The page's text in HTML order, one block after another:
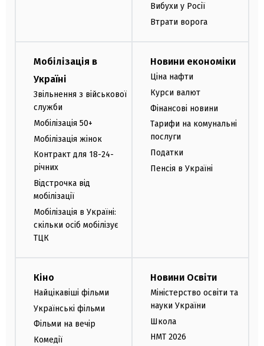
Вибухи у Росії
Втрати ворога
Мобілізація в
Україні
Звільнення з військової
служби
Мобілізація 50+
Мобілізація жінок
Контракт для 18-24-
річних
Відстрочка від
мобілізації
Мобілізація в Україні:
скільки осіб мобілізує
ТЦК
Новини економіки
Ціна нафти
Курси валют
Фінансові новини
Тарифи на комунальні
послуги
Податки
Пенсія в Україні
Кіно
Найцікавіші фільми
Українські фільми
Фільми на вечір
Комедії
Новини Освіти
Міністерство освіти та
науки України
Школа
НМТ 2026